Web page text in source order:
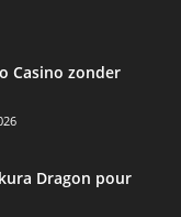
Casino zonder
Dragon pour